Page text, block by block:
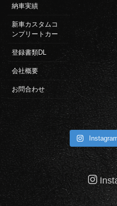
納車実績
新車カスタムコ
ンプリートカー
登録書類DL
会社概要
お問合わせ